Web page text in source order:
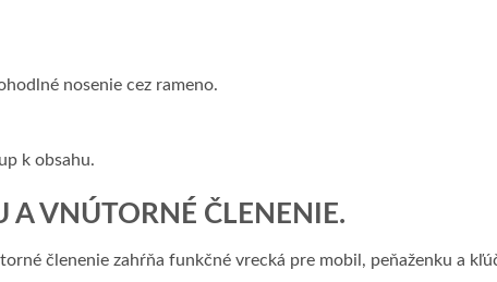
nosenie cez rameno.
k obsahu.
A VNÚTORNÉ ČLENENIE.
členenie zahŕňa funkčné vrecká pre mobil, peňaženku a